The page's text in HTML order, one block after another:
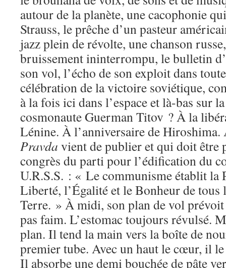
autour de la planète, une cacophonie
Strauss, le prêche d’un pasteur
jazz plein de révolte, une chanson
bruissement ininterrompu, le bulletin
son vol, l’écho de son exploit dans
célébration de la victoire soviétique,
à la fois ici dans l’espace et là-bas sur
cosmonaute Guerman Titov ? À la
Lénine. À l’anniversaire de
Pravda vient de publier et qui doit être
congrès du parti pour l’édification du
U.R.S.S. : « Le communisme établit la
Liberté, l’Égalité et le Bonheur de tous
Terre. » À midi, son plan de vol prévoit
pas faim. L’estomac toujours révulsé.
plan. Il tend la main vers la boîte de
premier tube. Avec un haut le cœur, il
Il absorbe une demi bouchée de pâte